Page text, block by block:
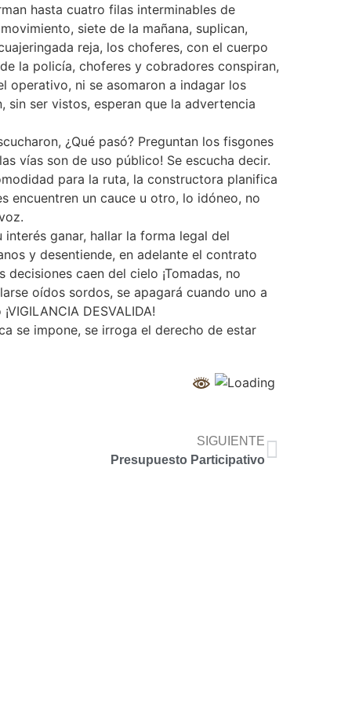
hasta cuatro filas interminables de
siete de la mañana, suplican,
reja, los choferes, con el cuerpo
la policía, choferes y cobradores conspiran,
operativo, ni se asomaron a indagar los
ser vistos, esperan que la advertencia
¿Qué pasó? Preguntan los fisgones
vías son de uso público! Se escucha decir.
para la ruta, la constructora planifica
encuentren un cauce u otro, lo idóneo, no
ganar, hallar la forma legal del
y desentiende, en adelante el contrato
caen del cielo ¡Tomadas, no
oídos sordos, se apagará cuando uno a
DESVALIDA!
se impone, se irroga el derecho de estar
SIGUIENTE
Presupuesto Participativo